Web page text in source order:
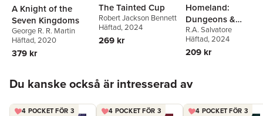
A Knight of the
Seven Kingdoms
George R. R. Martin
Häftad, 2020
379 kr
The Tainted Cup
Robert Jackson Bennett
Häftad, 2024
269 kr
Homeland:
Dungeons &
Dragons
R.A. Salvatore
Häftad, 2024
209 kr
Du kanske också är intresserad av
4 POCKET FÖR 3 4 POCKET FÖR 3 4 POCKET FÖR 3